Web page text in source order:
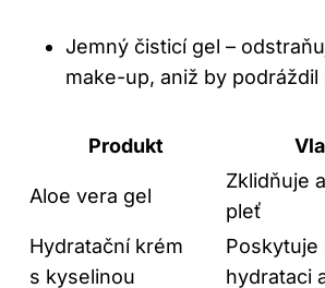
Jemný čisticí gel –
make-up, aniž by podráždil
Produkt
Aloe vera gel
Zklidňuje
pleť
Hydratační krém
s kyselinou
Poskytuje
hydrataci